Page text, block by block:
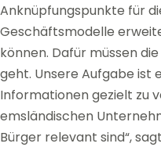
Anknüpfungspunkte für
Geschäftsmodelle
können. Dafür müssen
geht. Unsere Aufgabe ist
Informationen gezielt zu
emsländischen
Bürger relevant sind“,